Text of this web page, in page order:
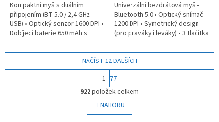
Kompaktní myš s duálním
připojením (BT 5.0 / 2,4 GHz
USB) • Optický senzor 1600 DPI •
Dobíjecí baterie 650 mAh s
podsvícení (15 režimů/vypnutí) •
Univerzální bezdrátová myš •
Bluetooth 5.0 • Optický snímač
1200 DPI • Symetrický design
(pro praváky i leváky) • 3 tlačítka
úspora energie...
O
v
l
á
NAČÍST 12 DALŠÍCH
S
t
r
á
n
k
1 77
922položek celkem
NAHORU